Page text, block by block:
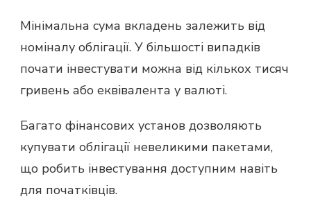
Мінімальна сума вкладень залежить від
номіналу облігації. У більшості випадків
почати інвестувати можна від кількох тисяч
гривень або еквівалента у валюті.
Багато фінансових установ дозволяють
купувати облігації невеликими пакетами,
що робить інвестування доступним навіть
для початківців.